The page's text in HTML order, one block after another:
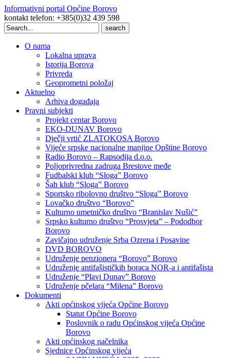
Informativni portal Općine Borovo
kontakt telefon: +385(0)32 439 598
Search
for:
O nama
Lokalna uprava
Istorija Borova
Privreda
Geoprometni položaj
Aktuelno
Arhiva događaja
Pravni subjekti
Projekt centar Borovo
EKO-DUNAV Borovo
Dječji vrtić ZLATOKOSA Borovo
Vijeće srpske nacionalne manjine Opštine Borovo
Radio Borovo – Rapsodija d.o.o.
Poljoprivredna zadruga Brestove međe
Fudbalski klub “Sloga” Borovo
Šah klub “Sloga” Borovo
Sportsko ribolovno društvo “Sloga” Borovo
Lovačko društvo “Borovo”
Kulturno umetničko društvo “Branislav Nušić”
Srpsko kulturno društvo “Prosvjeta” – Pododbor
Borovo
Zavičajno udruženje Srba Ozrena i Posavine
DVD BOROVO
Udruženje penzionera “Borovo” Borovo
Udruženje antifašističkih boraca NOR-a i antifašista
Udruženje “Plavi Dunav” Borovo
Udruženje pčelara “Milena” Borovo
Dokumenti
Akti općinskog vijeća Općine Borovo
Statut Općine Borovo
Poslovnik o radu Općinskog vijeća Općine
Borovo
Akti općinskog načelnika
Sjednice Općinskog vijeća